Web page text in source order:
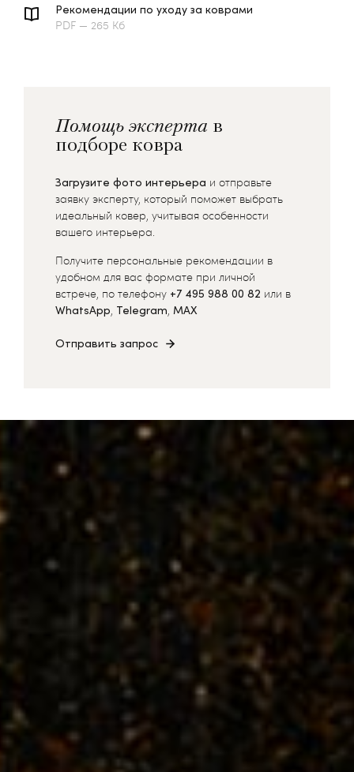
Рекомендации по уходу за коврами
PDF — 265 Кб
Помощь эксперта в
подборе ковра
Загрузите фото интерьера и отправьте
заявку эксперту, который поможет выбрать
идеальный ковер, учитывая особенности
вашего интерьера.
Получите персональные рекомендации в
удобном для вас формате при личной
встрече, по телефону +7 495 988 00 82 или в
WhatsApp, Telegram, MAX
Отправить запрос